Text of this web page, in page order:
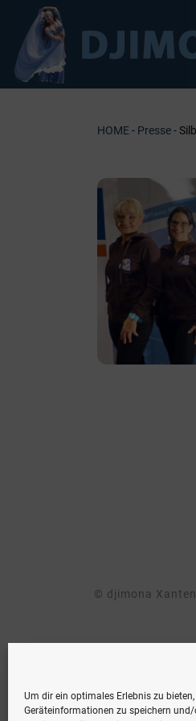
Um dir ein optimales Erlebnis zu
Geräteinformationen zu speichern
Inhalt
springen
HOME- Presse-
© djimona Xanten